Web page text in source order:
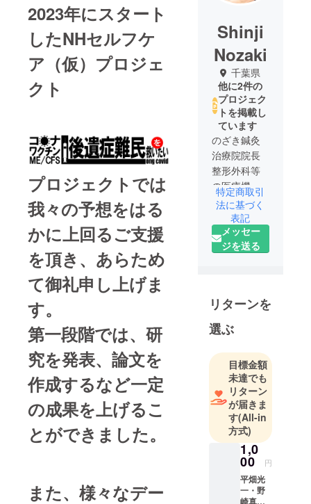
2023年にスタート
したNHセルフケ
ア（仮）プロジェ
クト
プロジェクトでは
我々の予想をはる
かに上回るご支援
を頂き、あらため
て御礼申し上げま
す。
第一段階では、研
究を発表、論文を
作成するなど一定
の成果を上げるこ
とができました。
また、様々なデー
Shinji
Nozaki
千葉県
他に2件の
プロジェク
トを掲載し
ています
のざき鍼灸
治療院院長
整形外科等
の医療機関
で経験を積
み、2004年
開院。
痛み治療全
延べ20万人
以上に施
術。
近年はコロ
ナ後遺症、
ワクチン長
期副反応、
ME/CFSや自
律神経失調
症のセルフ
ケアについ
て発信中。
ヒラハタク
特定商取引
法に基づく
表記
メッセー
ジを送る
リターンを
選ぶ
目標金額
未達でも
リターン
が届きま
す(All-in
方式)
1,0
00 円
平畑光
一・野
崎真治